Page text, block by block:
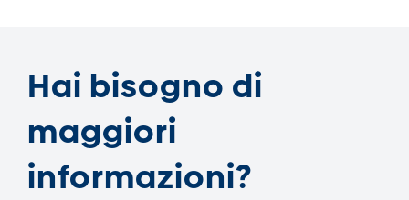
Hai bisogno di
maggiori
informazioni?